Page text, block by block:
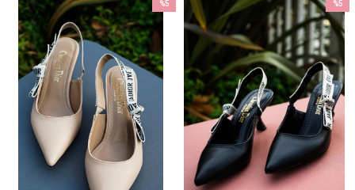
%5
İndirim
%5İndirim
%5
İndirim